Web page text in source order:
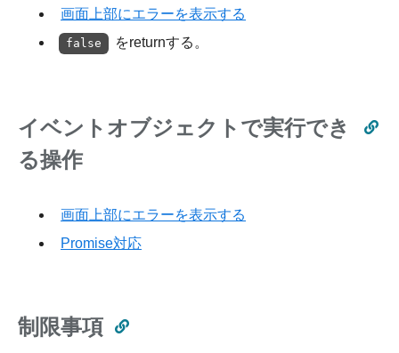
画面上部にエラーを表示する
false をreturnする。
イベントオブジェクトで実行でき
る操作
画面上部にエラーを表示する
Promise対応
制限事項